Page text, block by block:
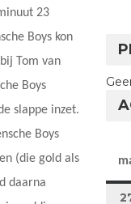
23
Boys kon
Tom van
Boys
slappe inzet.
Boys
(die gold als
daarna